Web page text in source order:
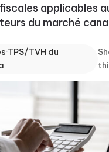
applicables
du marché
·TPS/TVH du